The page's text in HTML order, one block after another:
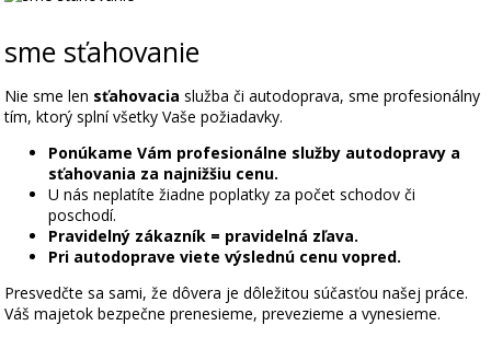
sme sťahovanie
Nie sme len sťahovacia služba či autodoprava, sme profesionálny
tím, ktorý splní všetky Vaše požiadavky.
Ponúkame Vám profesionálne služby autodopravy a
sťahovania za najnižšiu cenu.
U nás neplatíte žiadne poplatky za počet schodov či
poschodí.
Pravidelný zákazník = pravidelná zľava.
Pri autodoprave viete výslednú cenu vopred.
Presvedčte sa sami, že dôvera je dôležitou súčasťou našej práce.
Váš majetok bezpečne prenesieme, prevezieme a vynesieme.